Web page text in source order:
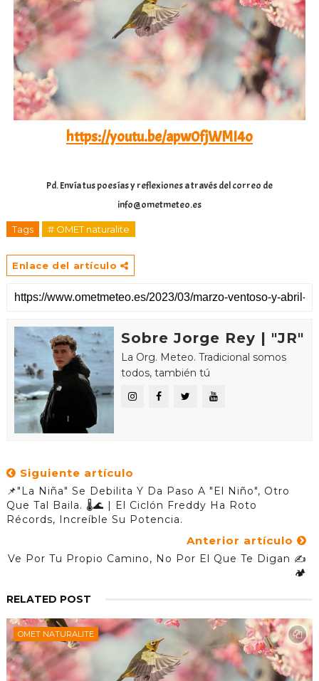
https://youtu.be/apw0fjWMI4o
Pd. Envía tus poesías y reflexiones a través del correo de
info@ometmeteo.es
Tags # OMET naturalite
Enlace del artículo
Sobre Jorge Rey | "JR"
La Org. Meteo. Tradicional somos
todos, también tú
Siguiente artículo
📌"La Niña" Se Debilita Y Da Paso A "El Niño", Otro
Que Tal Baila. 🌡️🌊 | El Ciclón Freddy Ha Roto
Récords, Increíble Su Potencia.
Anterior artículo
Ve Por Tu Propio Camino, No Por El Que Te Digan ✍️
🏕️
RELATED POST
OMET NATURALITE